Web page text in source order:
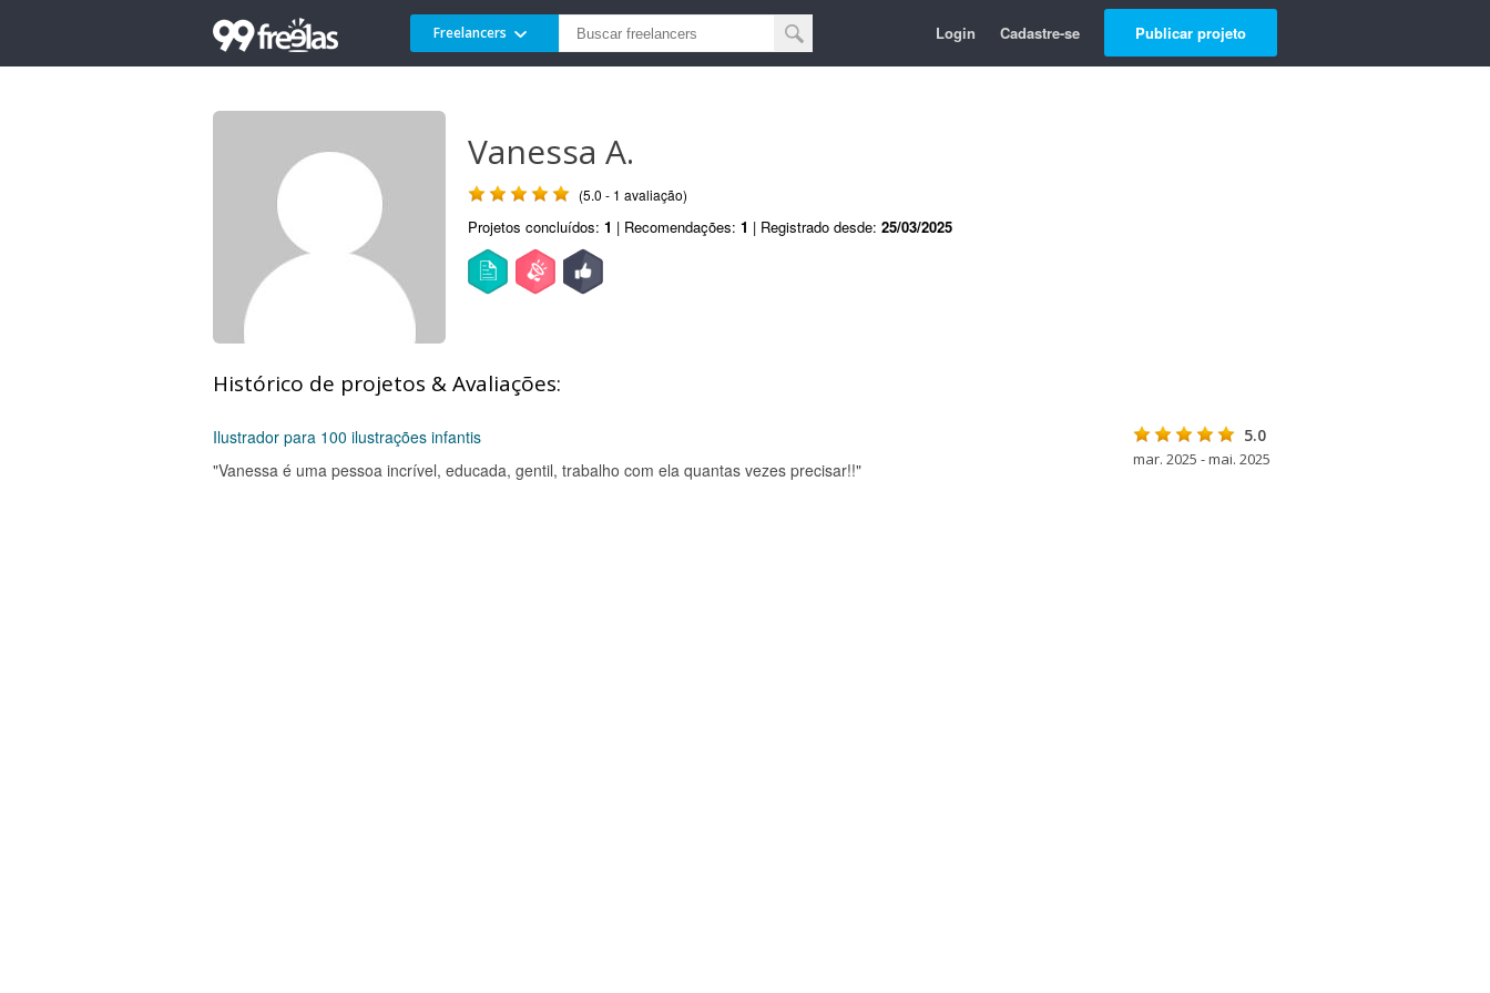
Freelancers Login Cadastre-se Publicar projeto
Vanessa A.
(5.0 - 1 avaliação)
Projetos concluídos: 1 | Recomendações: 1 | Registrado desde: 25/03/2025
Histórico de projetos & Avaliações:
Ilustrador para 100 ilustrações infantis
"Vanessa é uma pessoa incrível, educada, gentil, trabalho com ela quantas vezes precisar!!"
5.0
mar. 2025 - mai. 2025